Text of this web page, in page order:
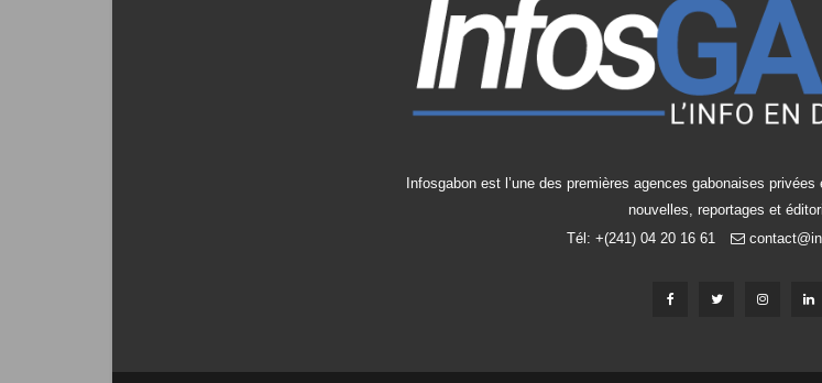
Infosgabon est l’une des premières agences gabonaises
nouvelles, reportages et
Tél: +(241) 04 20 16 61